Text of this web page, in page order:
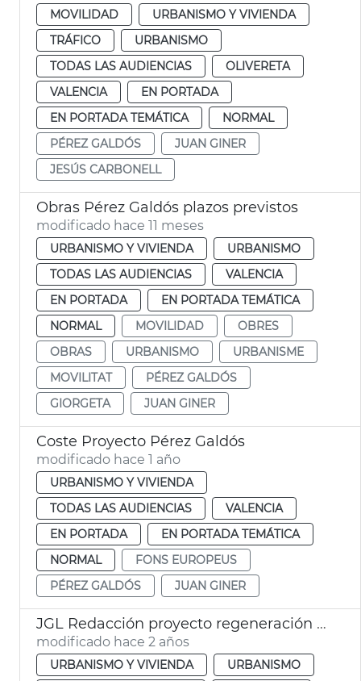
MOVILIDAD
URBANISMO Y VIVIENDA
TRÁFICO
URBANISMO
TODAS LAS AUDIENCIAS
OLIVERETA
VALENCIA
EN PORTADA
EN PORTADA TEMÁTICA
NORMAL
PÉREZ GALDÓS
JUAN GINER
JESÚS CARBONELL
Obras Pérez Galdós plazos previstos
modificado hace 11 meses
URBANISMO Y VIVIENDA
URBANISMO
TODAS LAS AUDIENCIAS
VALENCIA
EN PORTADA
EN PORTADA TEMÁTICA
NORMAL
MOVILIDAD
OBRES
OBRAS
URBANISMO
URBANISME
MOVILITAT
PÉREZ GALDÓS
GIORGETA
JUAN GINER
Coste Proyecto Pérez Galdós
modificado hace 1 año
URBANISMO Y VIVIENDA
TODAS LAS AUDIENCIAS
VALENCIA
EN PORTADA
EN PORTADA TEMÁTICA
NORMAL
FONS EUROPEUS
PÉREZ GALDÓS
JUAN GINER
JGL Redacción proyecto regeneración Pérez Galdós y Giorgeta
modificado hace 2 años
URBANISMO Y VIVIENDA
URBANISMO